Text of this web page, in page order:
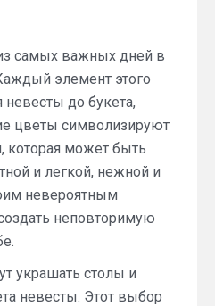
самых важных дней в
элемент этого
невесты до букета,
цветы символизируют
которая может быть
и легкой, нежной и
невероятным
неповторимую
украшать столы и
невесты. Этот выбор